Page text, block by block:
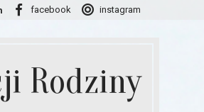
facebook instagram
Rodziny